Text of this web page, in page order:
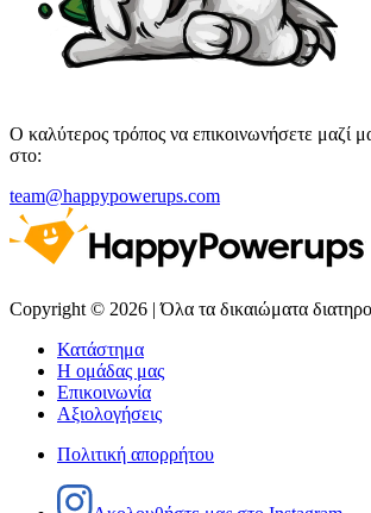
Ο καλύτερος τρόπος να επικοινωνήσετε μαζί
στο:
team@happypowerups.com
Copyright © 2026 | Όλα τα δικαιώματα
Κατάστημα
Η ομάδας μας
Επικοινωνία
Αξιολογήσεις
Πολιτική απορρήτου